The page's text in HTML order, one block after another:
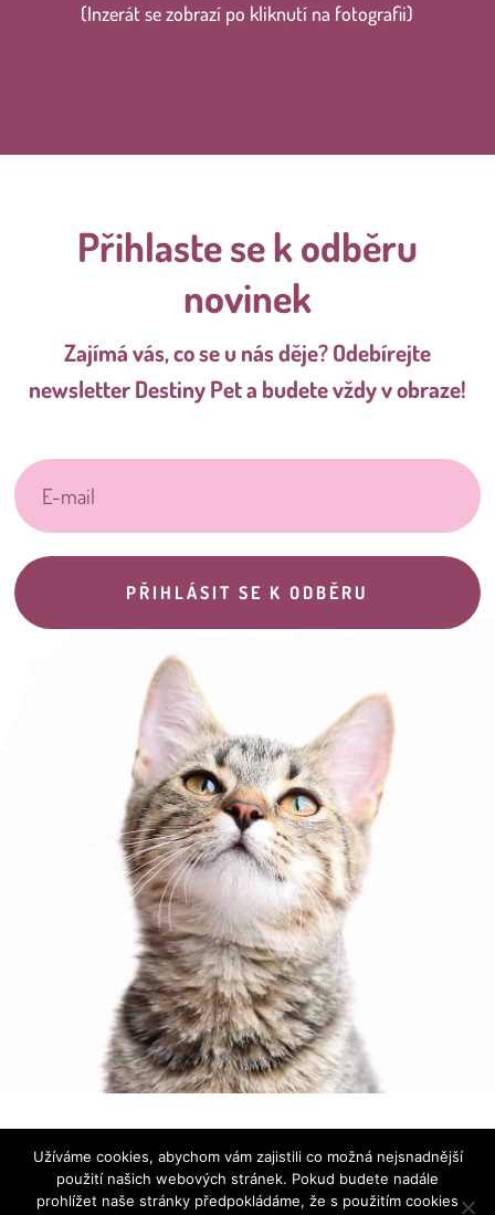
(Inzerát se zobrazí po kliknutí na fotografii)
Přihlaste se k odběru
novinek
Zajímá vás, co se u nás děje? Odebírejte
newsletter Destiny Pet a budete vždy v obraze!
PŘIHLÁSIT SE K ODBĚRU
osobních údajů
Užíváme cookies, abychom vám zajistili co možná nejsnadnější
použití našich webových stránek. Pokud budete nadále
prohlížet naše stránky předpokládáme, že s použitím cookies